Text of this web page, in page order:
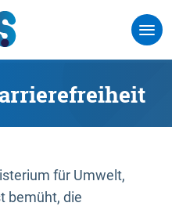
für Umwelt,
bemüht, die